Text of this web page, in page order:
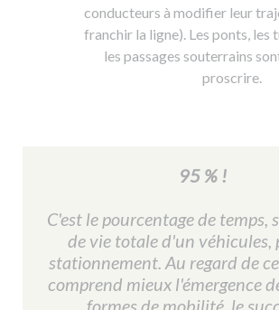
conducteurs à modifier leur
franchir la ligne). Les ponts, les
les passages souterrains
proscrire.
95 % !
C'est le pourcentage de temps,
de vie totale d'un véhicules,
stationnement. Au regard de
comprend mieux l'émergence
formes de mobilité, le